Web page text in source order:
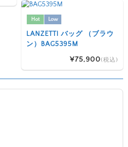
Hot Low
LANZETTI バッグ （ブラウ
ン）BAG5395M
¥75,900(税込)